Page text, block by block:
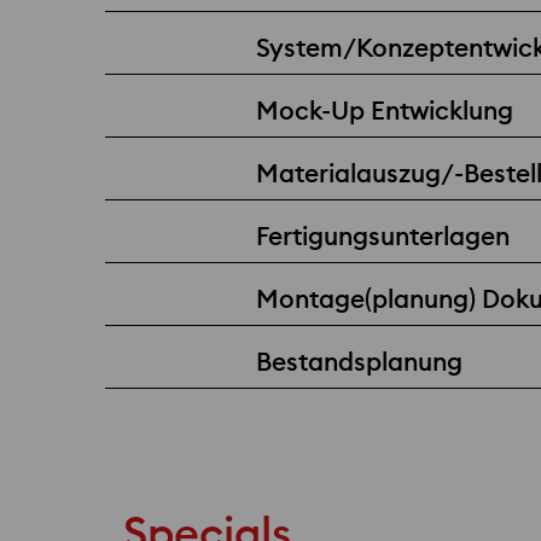
System/
Mock-Up Entwicklung
Materialauszug/-
Fertigungsunterlagen
Montage(planung)
Bestandsplanung